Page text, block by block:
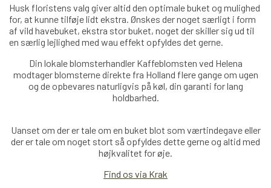
Husk floristens valg giver altid den optimale buket og mulighed
for, at kunne tilføje lidt ekstra. Ønskes der noget særligt i form
af vild havebuket, ekstra stor buket, noget der skiller sig ud til
en særlig lejlighed med wau effekt opfyldes det gerne.
Din lokale blomsterhandler Kaffeblomsten ved Helena
modtager blomsterne direkte fra Holland fleregange om ugen
og de opbevares naturligvis på køl, din garanti for lang
holdbarhed.
Uanset om der er tale om en buket blot som værtindegave eller
der er tale om noget stort så opfyldes dette gerne og altid med
højkvalitet for øje.
Find os via Krak